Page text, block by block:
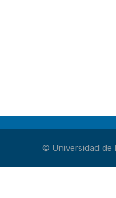
© Universidad de